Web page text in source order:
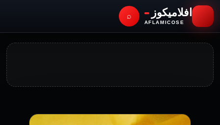
افلاميكوز
AFLAMICOSE
⌕